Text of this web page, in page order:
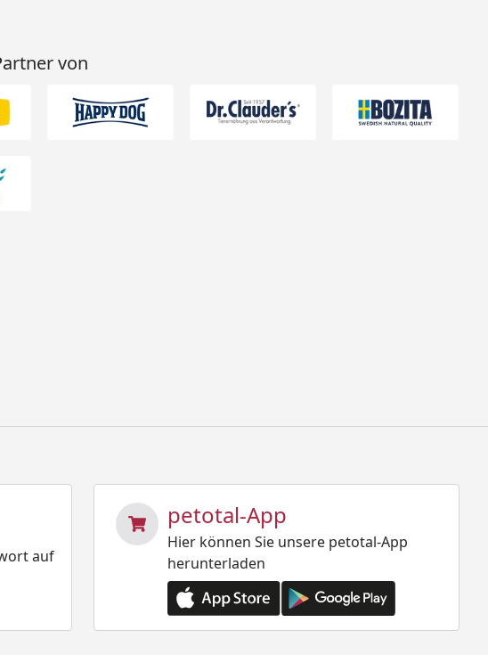
von
auf
petotal-App
Hier können Sie unsere petotal-App
herunterladen